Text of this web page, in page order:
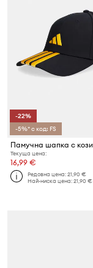
-22%
-5%* с код: FS
Текуща цена:
16,99 €
Редовна цена:21,90 €
Най-ниска цена:21,90 €